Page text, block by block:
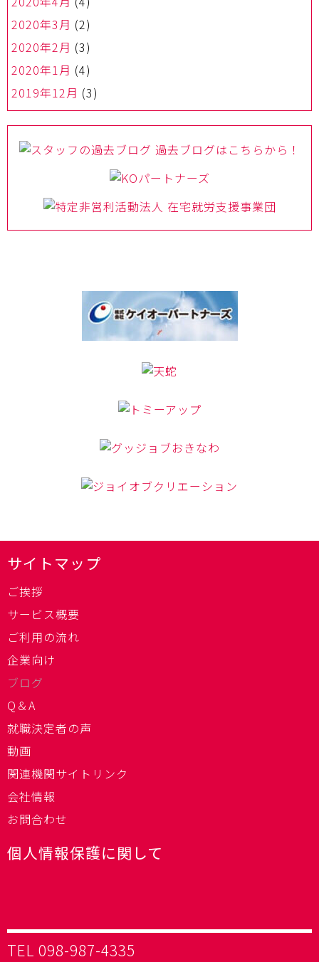
2020年3月 (2)
2020年2月 (3)
2020年1月 (4)
2019年12月 (3)
サイトマップ
ご挨拶
サービス概要
ご利用の流れ
企業向け
ブログ
Q＆A
就職決定者の声
動画
関連機関サイトリンク
会社情報
お問合わせ
個人情報保護に関して
TEL 098-987-4335